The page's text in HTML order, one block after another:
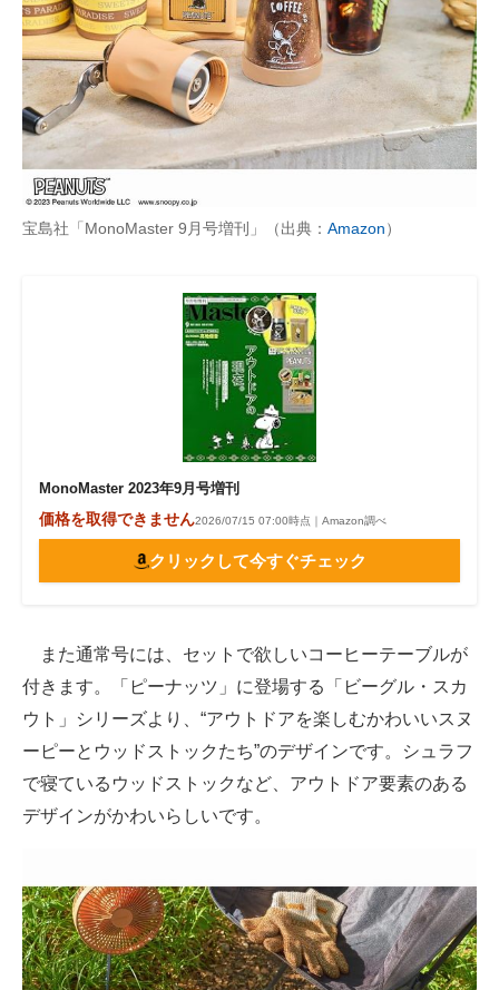
宝島社「MonoMaster 9月号増刊」（出典： Amazon）
MonoMaster 2023年9月号増刊
価格を取得できません2026/07/15 07:00時点｜Amazon調べ
クリックして今すぐチェック
また通常号には、セットで欲しいコーヒーテーブルが
付きます。「ピーナッツ」に登場する「ビーグル・スカ
ウト」シリーズより、“アウトドアを楽しむかわいいスヌ
ーピーとウッドストックたち”のデザインです。シュラフ
で寝ているウッドストックなど、アウトドア要素のある
デザインがかわいらしいです。